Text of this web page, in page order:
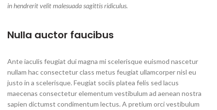
in hendrerit velit malesuada sagittis ridiculus.
Nulla auctor faucibus
Ante iaculis feugiat dui magna mi scelerisque euismod nascetur
nullam hac consectetur class metus feugiat ullamcorper nisl eu
justo in a scelerisque. Feugiat sociis platea felis sed lacus
maecenas consectetur elementum vestibulum ad aenean nostra
sapien dictumst condimentum lectus. A pretium orci vestibulum